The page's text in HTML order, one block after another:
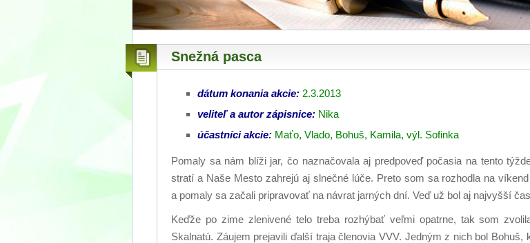
Snežná pasca
dátum konania akcie: 2.3.2013
veliteľ a autor zápisnice: Nika
účastníci akcie: Maťo, Vlado, Bohuš, Kamila, výl. Sofinka
Pomaly sa nám blíži jar, čo naznačovala aj predpoveď počasia na tento
stratí a Naše Mesto zahrejú aj slnečné lúče. Preto som sa rozhodla na
a pomaly sa začali pripravovať na návrat jarných dní. Veď už bol aj najvyšší
Keďže po zime zlenivené telo treba rozhýbať veľmi opatrne, tak som
Skalnatú. Záujem prejavili ďalší traja členovia VVV. Jedným z nich bol